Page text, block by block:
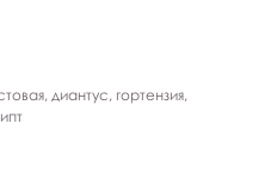
диантус, гортензия,